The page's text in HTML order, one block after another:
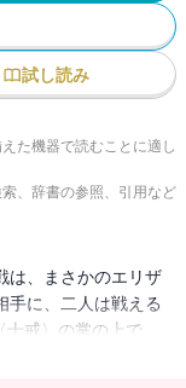
試し読み
た機器で読むことに適し
、辞書の参照、引用など
は、まさかのエリザ
に、二人は戦える
戒〉の掌の上で、
、〈大罪〉vs.〈大